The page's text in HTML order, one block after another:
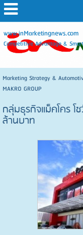
www.inMarketingnews.com
Competitive Advantage &
Marketing Strategy &
MAKRO GROUP
กลุ่มธุรกิจแม็คโคร โ
ล้านบาท